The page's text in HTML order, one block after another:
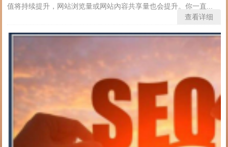
值将持续提升，网站浏览量或网站內容共享量也会提升。你一直...
查看详细